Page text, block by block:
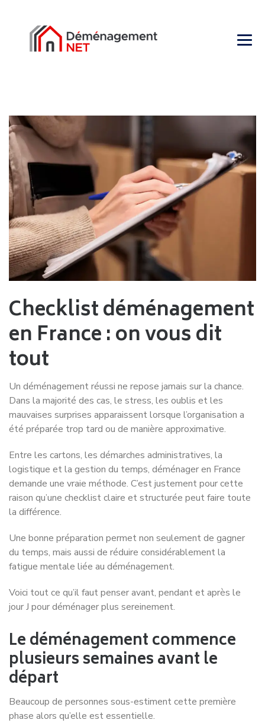
Checklist déménagement
en France : on vous dit
tout
Un déménagement réussi ne repose jamais sur la chance.
Dans la majorité des cas, le stress, les oublis et les
mauvaises surprises apparaissent lorsque l’organisation a
été préparée trop tard ou de manière approximative.
Entre les cartons, les démarches administratives, la
logistique et la gestion du temps, déménager en France
demande une vraie méthode. C’est justement pour cette
raison qu’une checklist claire et structurée peut faire toute
la différence.
Une bonne préparation permet non seulement de gagner
du temps, mais aussi de réduire considérablement la
fatigue mentale liée au déménagement.
Voici tout ce qu’il faut penser avant, pendant et après le
jour J pour déménager plus sereinement.
Le déménagement commence
plusieurs semaines avant le
départ
Beaucoup de personnes sous-estiment cette première
phase alors qu’elle est essentielle.